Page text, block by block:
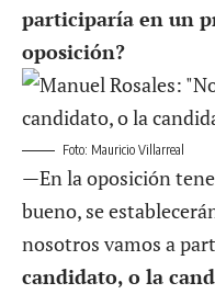
participaría en un
oposición?
Foto: Mauricio Villarreal
—En la oposición
bueno, se
nosotros vamos a
candidato, o la